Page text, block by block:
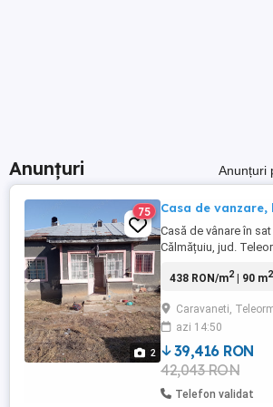
Anunțuri Anunțuri
2
75 Casa de
Casă de vânare în
Călmățuiu, jud.
de București. Ca
apă in curte, iar
a rețelei comunale,
2024, este la cca ...
438 RON/m2| 90 m2
Caravaneti,
azi 14:50
39,416 RON
42,043 RON
Telefon validat